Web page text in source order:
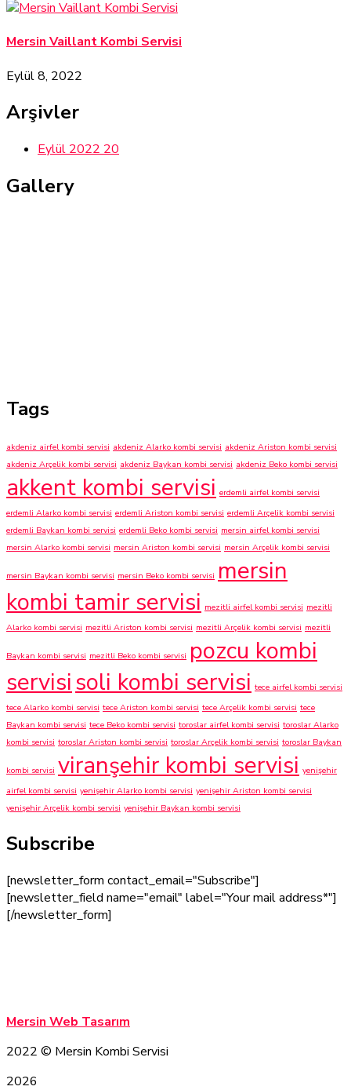
Mersin Vaillant Kombi Servisi
Eylül 8, 2022
Arşivler
Eylül 2022 20
Gallery
Tags
akdeniz airfel kombi servisi akdeniz Alarko kombi servisi akdeniz Ariston kombi servisi
akdeniz Arçelik kombi servisi akdeniz Baykan kombi servisi akdeniz Beko kombi servisi
akkent kombi servisi erdemli airfel kombi servisi
erdemli Alarko kombi servisi erdemli Ariston kombi servisi erdemli Arçelik kombi servisi
erdemli Baykan kombi servisi erdemli Beko kombi servisi mersin airfel kombi servisi
mersin Alarko kombi servisi mersin Ariston kombi servisi mersin Arçelik kombi servisi
mersin Baykan kombi servisi mersin Beko kombi servisi mersin
kombi tamir servisi mezitli airfel kombi servisi mezitli
Alarko kombi servisi mezitli Ariston kombi servisi mezitli Arçelik kombi servisi mezitli
Baykan kombi servisi mezitli Beko kombi servisi pozcu kombi
servisisoli kombi servisi tece airfel kombi servisi
tece Alarko kombi servisi tece Ariston kombi servisi tece Arçelik kombi servisi tece
Baykan kombi servisi tece Beko kombi servisi toroslar airfel kombi servisi toroslar Alarko
kombi servisi toroslar Ariston kombi servisi toroslar Arçelik kombi servisi toroslar Baykan
kombi servisi viranşehir kombi servisi yenişehir
airfel kombi servisi yenişehir Alarko kombi servisi yenişehir Ariston kombi servisi
yenişehir Arçelik kombi servisi yenişehir Baykan kombi servisi
Subscribe
[newsletter_form contact_email="Subscribe"]
[newsletter_field name="email" label="Your mail address*"]
[/newsletter_form]
Mersin Web Tasarım
2022 © Mersin Kombi Servisi
2026